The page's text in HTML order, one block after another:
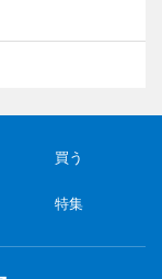
買う
特集